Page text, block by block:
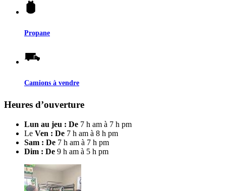
Propane
Camions à vendre
Heures d’ouverture
Lun au jeu : De 7 h am à 7 h pm
Le Ven : De 7 h am à 8 h pm
Sam : De 7 h am à 7 h pm
Dim : De 9 h am à 5 h pm